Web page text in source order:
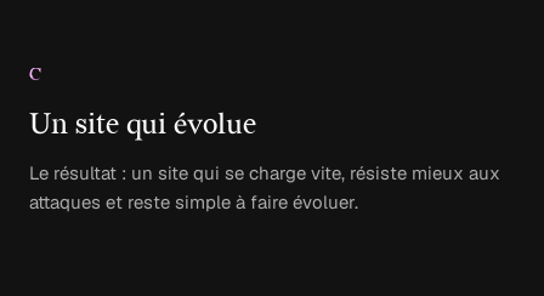
C
Un site qui évolue
Le résultat : un site qui se charge vite, résiste mieux aux
attaques et reste simple à faire évoluer.